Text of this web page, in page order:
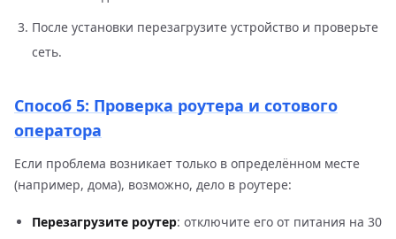
После установки перезагрузите устройство и проверьте
сеть.
Способ 5: Проверка роутера и сотового
оператора
Если проблема возникает только в определённом месте
(например, дома), возможно, дело в роутере:
Перезагрузите роутер: отключите его от питания на 30